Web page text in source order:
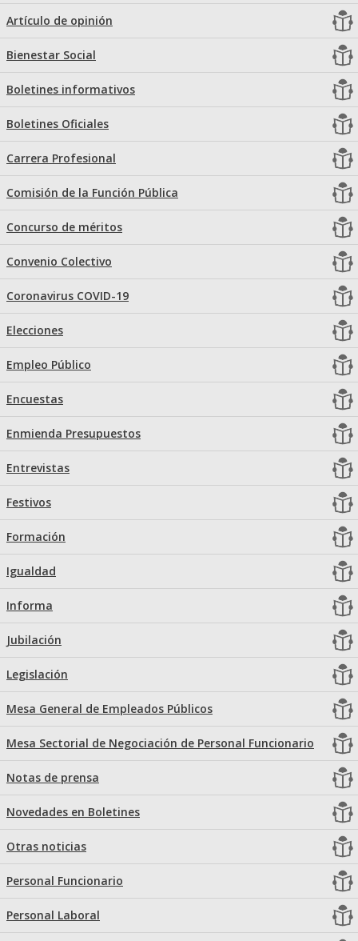
Artículo de opinión
Bienestar Social
Boletines informativos
Boletines Oficiales
Carrera Profesional
Comisión de la Función Pública
Concurso de méritos
Convenio Colectivo
Coronavirus COVID-19
Elecciones
Empleo Público
Encuestas
Enmienda Presupuestos
Entrevistas
Festivos
Formación
Igualdad
Informa
Jubilación
Legislación
Mesa General de Empleados Públicos
Mesa Sectorial de Negociación de Personal Funcionario
Notas de prensa
Novedades en Boletines
Otras noticias
Personal Funcionario
Personal Laboral